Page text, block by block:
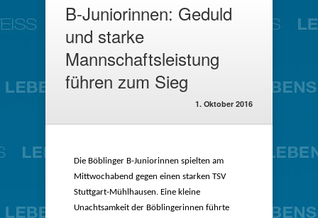
B-Juniorinnen: Geduld
und starke
Mannschaftsleistung
führen zum Sieg
1. Oktober 2016
Die Böblinger B-Juniorinnen spielten am
Mittwochabend gegen einen starken TSV
Stuttgart-Mühlhausen. Eine kleine
Unachtsamkeit der Böblingerinnen führte